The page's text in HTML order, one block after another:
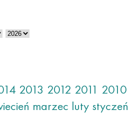
2013 2012 2011 2010
marzec luty styczeń